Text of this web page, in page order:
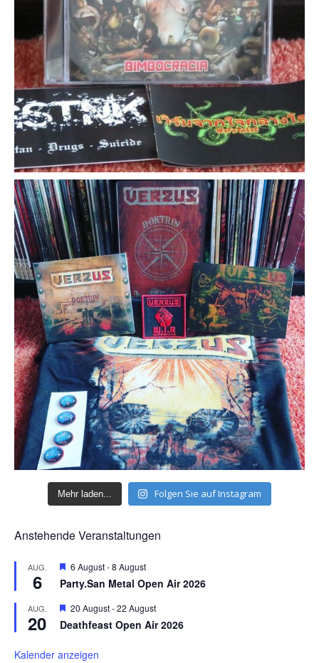
Mehr laden... Folgen Sie auf Instagram
Anstehende Veranstaltungen
AUG.
6
H
r
o
r
h
6 August-8 August
Party.San Metal Open Air 2026
AUG.
20
H
r
o
20 August-22 August
Deathfeast Open Air 2026
Kalender anzeigen